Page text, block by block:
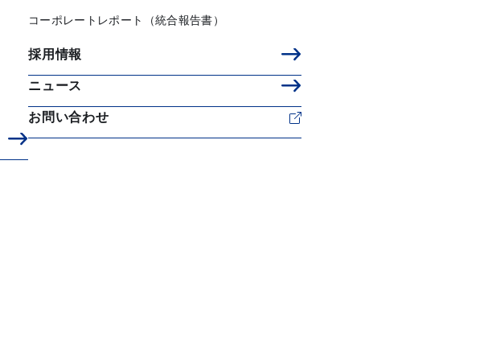
コーポレートレポート（統合報告書）
採用情報
ニュース
お問い合わせ